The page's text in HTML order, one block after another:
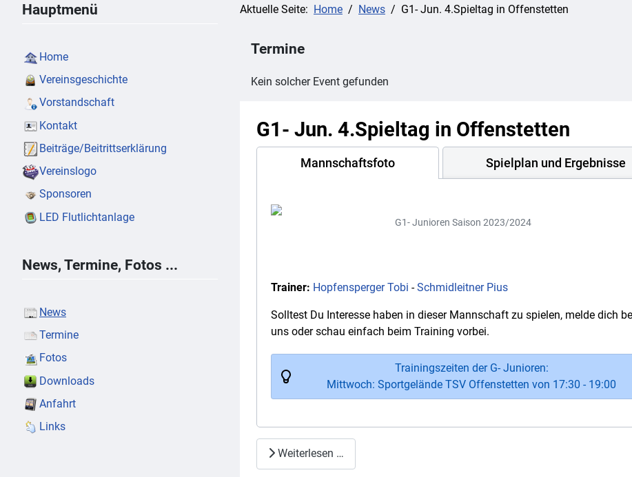
Hauptmenü
Home
Vereinsgeschichte
Vorstandschaft
Kontakt
Beiträge/Beitrittserklärung
Vereinslogo
Sponsoren
LED Flutlichtanlage
News, Termine, Fotos ...
News
Termine
Fotos
Downloads
Anfahrt
Links
Aktuelle Seite: Home News G1- Jun. 4.Spieltag in Offenstetten
Termine
Kein solcher Event gefunden
G1- Jun. 4.Spieltag in Offenstetten
Mannschaftsfoto Spielplan und Ergebnisse
G1- Junioren Saison 2023/2024
Trainer: Hopfensperger Tobi -Schmidleitner Pius
Solltest Du Interesse haben in dieser Mannschaft zu spielen, melde dich
uns oder schau einfach beim Training vorbei.
Trainingszeiten der G- Junioren:
Mittwoch: Sportgelände TSV Offenstetten von 17:30 - 19:00
Weiterlesen …